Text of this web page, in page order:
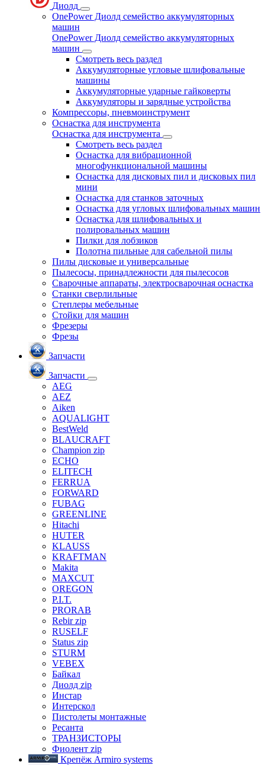
Диолд
OnePower Диолд семейство аккумуляторных
машин
OnePower Диолд семейство аккумуляторных
машин
Смотреть весь раздел
Аккумуляторные угловые шлифовальные
машины
Аккумуляторные ударные гайковерты
Аккумуляторы и зарядные устройства
Компрессоры, пневмоинструмент
Оснастка для инструмента
Оснастка для инструмента
Смотреть весь раздел
Оснастка для вибрационной
многофункциональной машины
Оснастка для дисковых пил и дисковых пил
мини
Оснастка для станков заточных
Оснастка для угловых шлифовальных машин
Оснастка для шлифовальных и
полировальных машин
Пилки для лобзиков
Полотна пильные для сабельной пилы
Пилы дисковые и универсальные
Пылесосы, принадлежности для пылесосов
Сварочные аппараты, электросварочная оснастка
Станки сверлильные
Степлеры мебельные
Стойки для машин
Фрезеры
Фрезы
Запчасти
Запчасти
AEG
AEZ
Aiken
AQUALIGHT
BestWeld
BLAUCRAFT
Champion zip
ECHO
ELITECH
FERRUA
FORWARD
FUBAG
GREENLINE
Hitachi
HUTER
KLAUSS
KRAFTMAN
Makita
MAXCUT
OREGON
P.I.T.
PRORAB
Rebir zip
RUSELF
Status zip
STURM
VEBEX
Байкал
Диолд zip
Инстар
Интерскол
Пистолеты монтажные
Ресанта
ТРАНЗИСТОРЫ
Фиолент zip
Крепёж Armiro systems